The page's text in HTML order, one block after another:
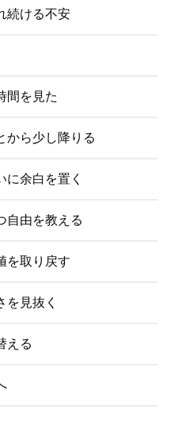
続ける不安
間を見た
から少し降りる
に余白を置く
自由を教える
を取り戻す
を見抜く
える